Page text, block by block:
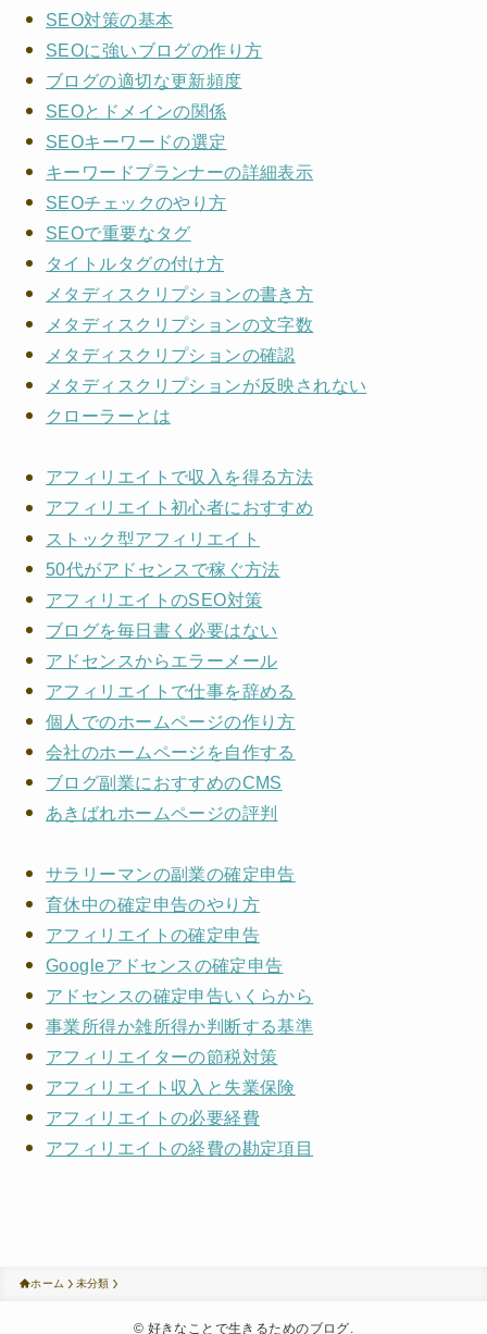
SEO対策の基本
SEOに強いブログの作り方
ブログの適切な更新頻度
SEOとドメインの関係
SEOキーワードの選定
キーワードプランナーの詳細表示
SEOチェックのやり方
SEOで重要なタグ
タイトルタグの付け方
メタディスクリプションの書き方
メタディスクリプションの文字数
メタディスクリプションの確認
メタディスクリプションが反映されない
クローラーとは
アフィリエイトで収入を得る方法
アフィリエイト初心者におすすめ
ストック型アフィリエイト
50代がアドセンスで稼ぐ方法
アフィリエイトのSEO対策
ブログを毎日書く必要はない
アドセンスからエラーメール
アフィリエイトで仕事を辞める
個人でのホームページの作り方
会社のホームページを自作する
ブログ副業におすすめのCMS
あきばれホームページの評判
サラリーマンの副業の確定申告
育休中の確定申告のやり方
アフィリエイトの確定申告
Googleアドセンスの確定申告
アドセンスの確定申告いくらから
事業所得か雑所得か判断する基準
アフィリエイターの節税対策
アフィリエイト収入と失業保険
アフィリエイトの必要経費
アフィリエイトの経費の勘定項目
ホーム 未分類
© 好きなことで生きるためのブログ.